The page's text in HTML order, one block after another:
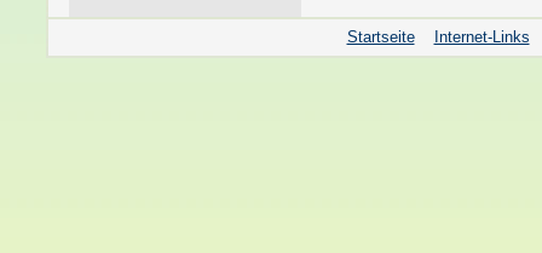
Startseite Internet-Links